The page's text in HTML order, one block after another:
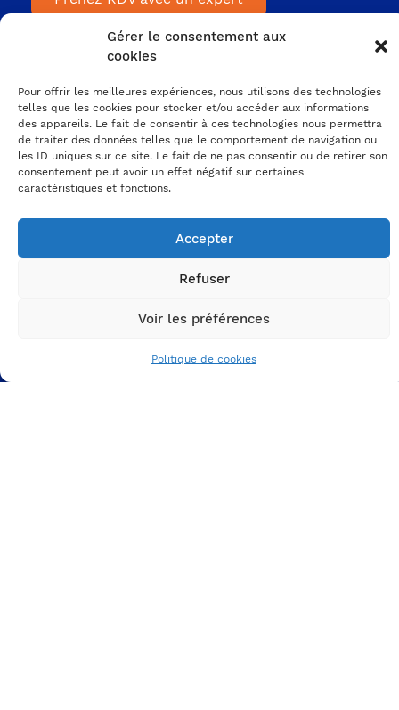
Gérer le consentement aux
cookies
Pour offrir les meilleures expériences, nous utilisons des technologies
telles que les cookies pour stocker et/ou accéder aux informations
des appareils. Le fait de consentir à ces technologies nous permettra
de traiter des données telles que le comportement de navigation ou
les ID uniques sur ce site. Le fait de ne pas consentir ou de retirer son
consentement peut avoir un effet négatif sur certaines
caractéristiques et fonctions.
Accepter
Refuser
Voir les préférences
Politique de cookies
L'agence
Nos projets
Nos ressources
VOTRE MARQUE
EMPLOYEUR
Votre proposition employeur
Votre identité graphique
VOS SUPPORTS DE
Votre espace carrière